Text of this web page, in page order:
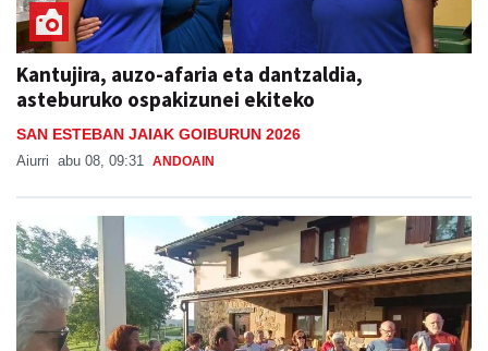
Kantujira, auzo-afaria eta dantzaldia,
asteburuko ospakizunei ekiteko
SAN ESTEBAN JAIAK GOIBURUN 2026
Aiurri abu 08, 09:31 ANDOAIN